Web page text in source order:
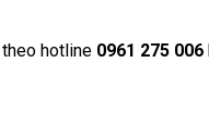
theo hotline 0961 275 006